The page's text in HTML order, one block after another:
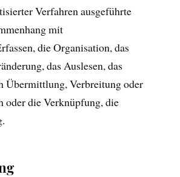
Verfahren ausgeführte
mit
die Organisation, das
das Auslesen, das
Übermittlung, Verbreitung oder
oder die Verknüpfung, die